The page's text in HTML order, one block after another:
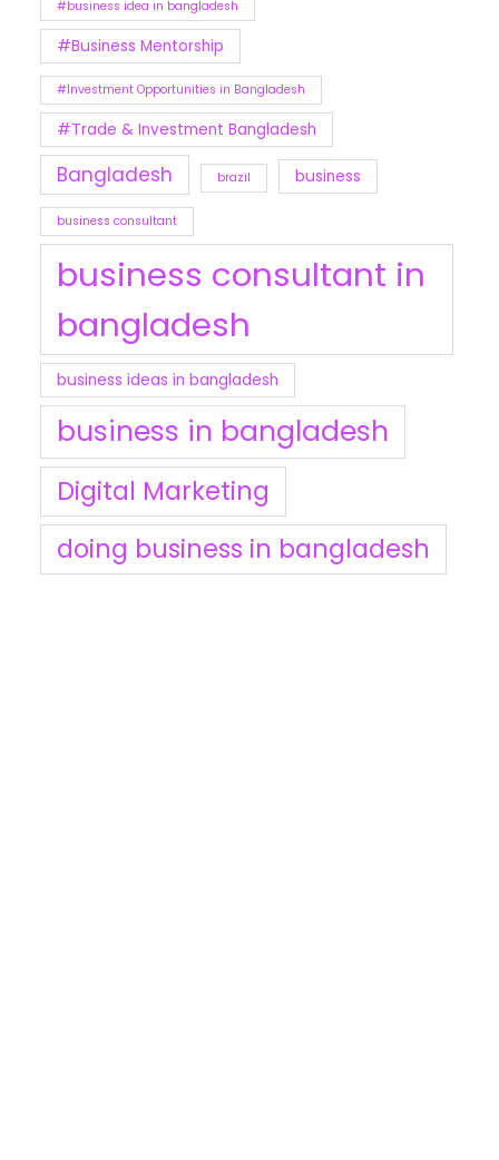
#business idea in bangladesh
#Business Mentorship
#Investment Opportunities in Bangladesh
#Trade & Investment Bangladesh
Bangladesh brazil business
business consultant
business consultant in
bangladesh
business ideas in bangladesh
business in bangladesh
Digital Marketing
doing business in bangladesh